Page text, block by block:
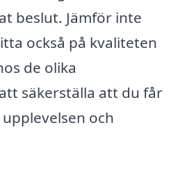
beslut. Jämför inte
också på kvaliteten
de olika
säkerställa att du får
och